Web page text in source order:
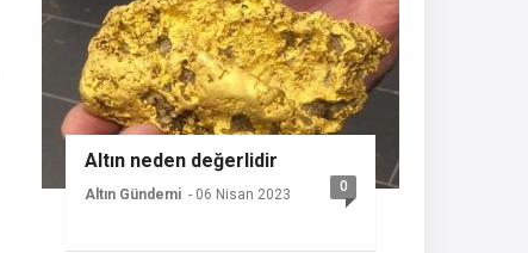
Altın neden değerlidir
Altın Gündemi - 06 Nisan 2023 0